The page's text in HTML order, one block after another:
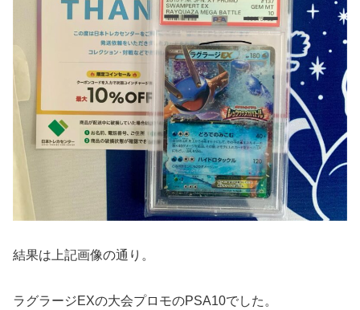
結果は上記画像の通り。
ラグラージEXの大会プロモのPSA10でした。